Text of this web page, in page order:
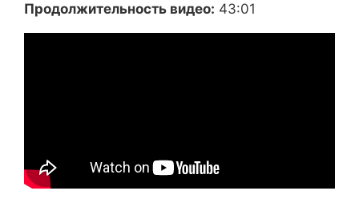
Продолжительность видео: 43:01